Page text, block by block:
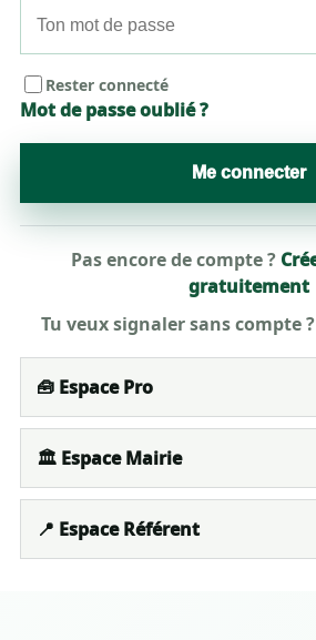
Rester connecté
Mot de passe oublié ?
Me connecter
Pas encore de compte ?
gratuitement
Tu veux signaler sans compte ?
🧰 Espace Pro
🏛️ Espace Mairie
📍 Espace Référent